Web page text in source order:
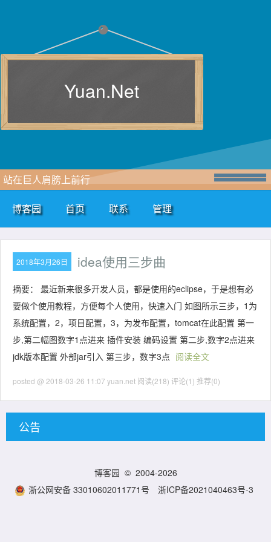
Yuan.Net
站在巨人肩膀上前行
博客园 首页 联系 管理
2018年3月26日 idea使用三步曲
摘要： 最近新来很多开发人员，都是使用的eclipse，于是想有必
要做个使用教程，方便每个人使用，快速入门 如图所示三步，1为
系统配置，2，项目配置，3，为发布配置，tomcat在此配置 第一
步,第二幅图数字1点进来 插件安装 编码设置 第二步,数字2点进来
jdk版本配置 外部jar引入 第三步，数字3点 阅读全文
posted @ 2018-03-26 11:07 yuan.net 阅读(218) 评论(1) 推荐(0)
公告
博客园 © 2004-2026
浙公网安备 33010602011771号
浙ICP备2021040463号-3